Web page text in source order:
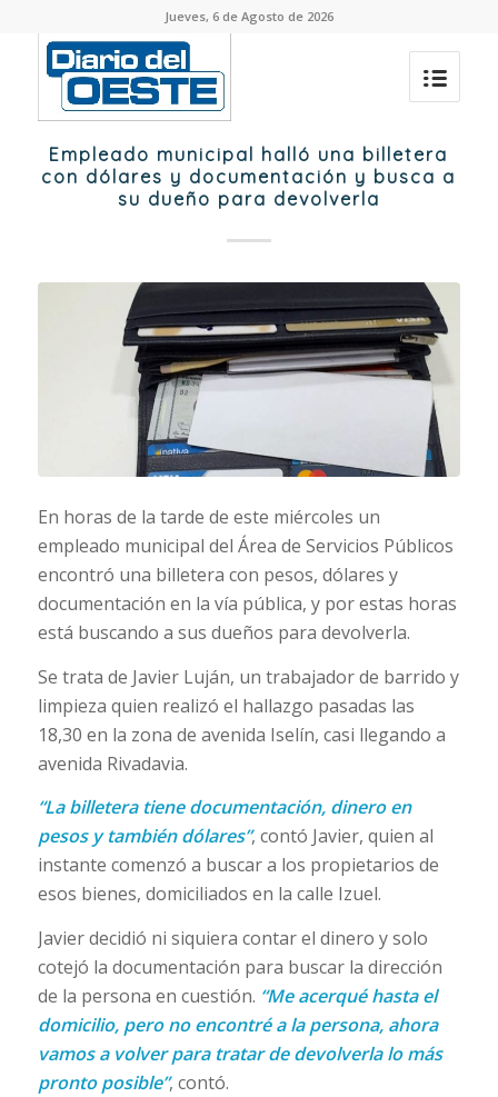
Jueves, 6 de Agosto de 2026
Empleado municipal halló una billetera
con dólares y documentación y busca a
su dueño para devolverla
En horas de la tarde de este miércoles un
empleado municipal del Área de Servicios Públicos
encontró una billetera con pesos, dólares y
documentación en la vía pública, y por estas horas
está buscando a sus dueños para devolverla.
Se trata de Javier Luján, un trabajador de barrido y
limpieza quien realizó el hallazgo pasadas las
18,30 en la zona de avenida Iselín, casi llegando a
avenida Rivadavia.
“La billetera tiene documentación, dinero en
pesos y también dólares”, contó Javier, quien al
instante comenzó a buscar a los propietarios de
esos bienes, domiciliados en la calle Izuel.
Javier decidió ni siquiera contar el dinero y solo
cotejó la documentación para buscar la dirección
de la persona en cuestión. “Me acerqué hasta el
domicilio, pero no encontré a la persona, ahora
vamos a volver para tratar de devolverla lo más
pronto posible”, contó.